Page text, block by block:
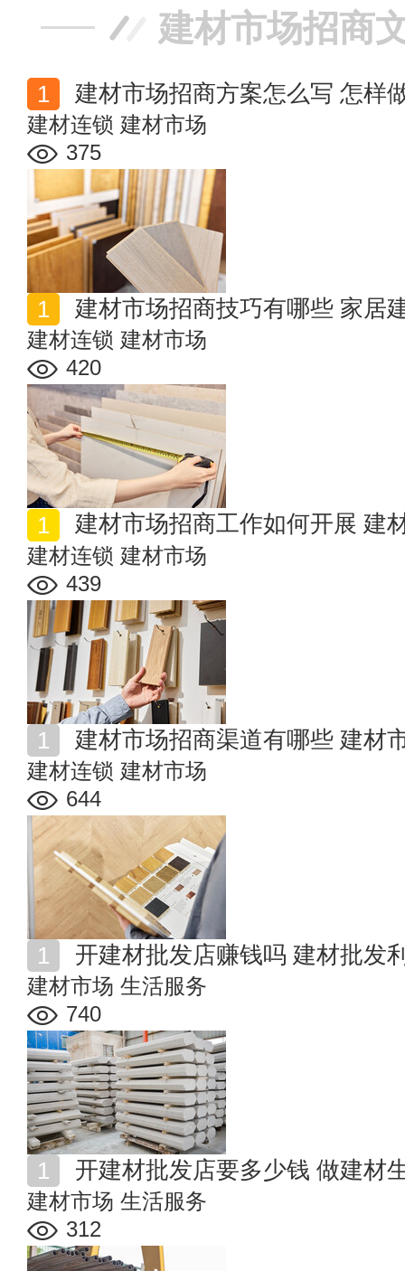
建材市场招商
建材市场招商方案怎么写 怎样
建材连锁 建材市场
375
建材市场招商技巧有哪些 家居
建材连锁 建材市场
420
建材市场招商工作如何开展 建
建材连锁 建材市场
439
建材市场招商渠道有哪些 建材
建材连锁 建材市场
644
开建材批发店赚钱吗 建材批发
建材市场 生活服务
740
开建材批发店要多少钱 做建材
建材市场 生活服务
312